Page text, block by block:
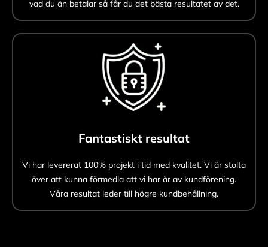
vad du än betalar så får du det bästa resultatet av det.
Fantastiskt resultat
Vi har levererat 100% projekt i tid med kvalitet. Vi är stolta
över att kunna förmedla att vi har år av kundförening.
Våra resultat leder till högre kundbehållning.